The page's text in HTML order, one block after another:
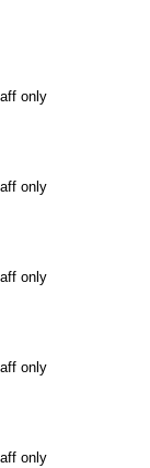
only
only
only
only
only